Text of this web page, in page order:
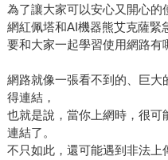
為了讓大家可以安心又開心的
網紅佩塔和AI機器熊艾克薩緊
要和大家一起學習使用網路有
網路就像一張看不到的、巨大
得連結，
也就是說，當你上網時，很可
連結了。
不只如此，還可能遇到非法上